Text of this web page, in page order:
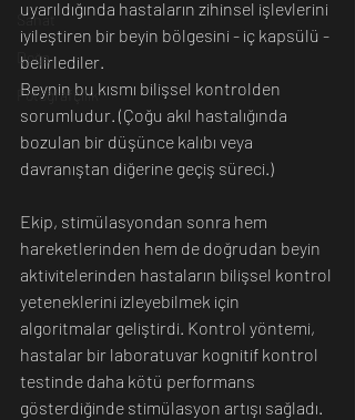
Sanat
Doğa
Fotoğrafçılık
uyarıldığında hastaların zihinsel işlevlerini
iyileştiren bir beyin bölgesini - iç kapsülü -
belirlediler.
Beynin bu kısmı bilişsel kontrolden
sorumludur. (Çoğu akıl hastalığında
bozulan bir düşünce kalıbı veya
davranıştan diğerine geçiş süreci.)
Ekip, stimülasyondan sonra hem
hareketlerinden hem de doğrudan beyin
aktivitelerinden hastaların bilişsel kontrol
yeteneklerini izleyebilmek için
algoritmalar geliştirdi. Kontrol yöntemi,
hastalar bir laboratuvar kognitif kontrol
testinde daha kötü performans
gösterdiğinde stimülasyon artışı sağladı.